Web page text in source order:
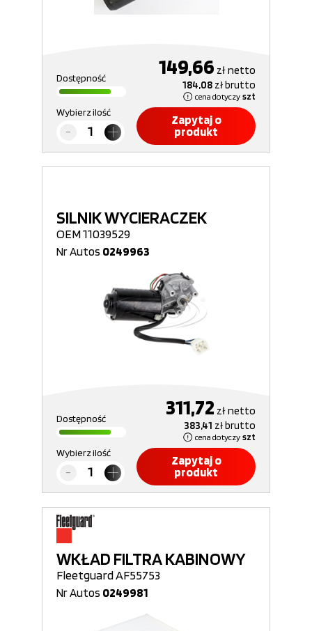
Dostępność 149,66 złnetto
184,08 złbrutto
cena dotyczy szt
Wybierz ilość
Zapytaj o
produkt
SILNIK WYCIERACZEK
OEM 11039529
Nr Autos 0249963
Dostępność 311,72 złnetto
383,41 złbrutto
cena dotyczy szt
Wybierz ilość
Zapytaj o
produkt
WKŁAD FILTRA KABINOWY
Fleetguard AF55753
Nr Autos 0249981